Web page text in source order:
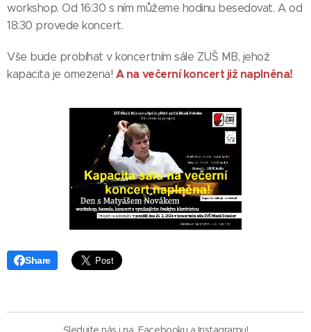
workshop. Od 16:30 s ním můžeme hodinu besedovat. A od
18:30 provede koncert.
Vše bude probíhat v koncertním sále ZUŠ MB, jehož
kapacita je omezena! A na večerní koncert již naplněna!
Share